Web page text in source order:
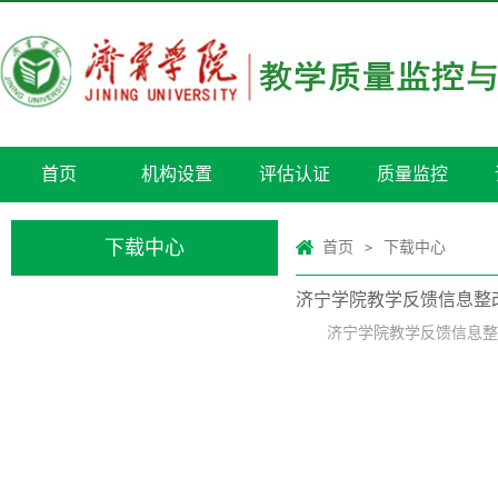
首页 机构设置 评估认证 质量监控
下载中心 首页 > 下载中心
济宁学院教学反馈信息整
济宁学院教学反馈信息